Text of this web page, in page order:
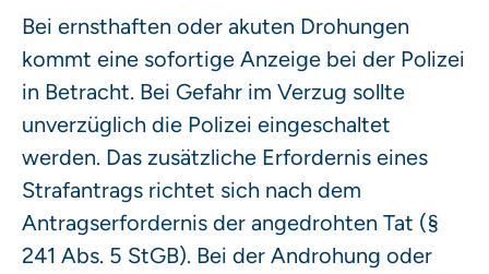
Bei ernsthaften oder akuten Drohungen
kommt eine sofortige Anzeige bei der Polizei
in Betracht. Bei Gefahr im Verzug sollte
unverzüglich die Polizei eingeschaltet
werden. Das zusätzliche Erfordernis eines
Strafantrags richtet sich nach dem
Antragserfordernis der angedrohten Tat (§
241 Abs. 5 StGB). Bei der Androhung oder